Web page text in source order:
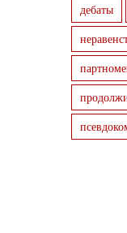
дебаты